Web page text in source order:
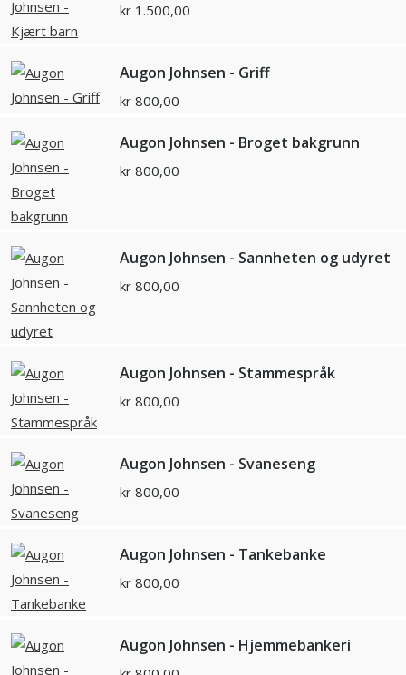
kr 1.500,00
Augon Johnsen - Griff
kr 800,00
Augon Johnsen - Broget bakgrunn
kr 800,00
Augon Johnsen - Sannheten og udyret
kr 800,00
Augon Johnsen - Stammespråk
kr 800,00
Augon Johnsen - Svaneseng
kr 800,00
Augon Johnsen - Tankebanke
kr 800,00
Augon Johnsen - Hjemmebankeri